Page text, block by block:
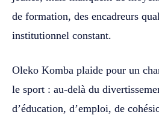
de formation, des encadreurs
institutionnel constant.
Oleko Komba plaide pour un
le sport : au-delà du
d’éducation, d’emploi, de